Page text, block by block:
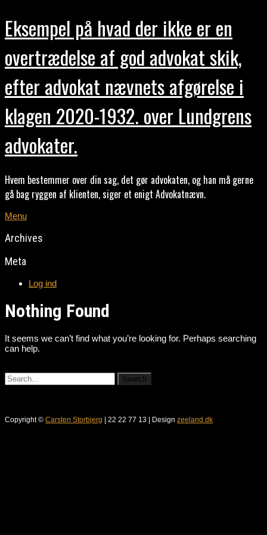
Eksempel på hvad der ikke er en
overtrædelse af god advokat skik,
efter advokat nævnets afgørelse i
klagen 2020-1932. over Lundgrens
advokater.
Hvem bestemmer over din sag, det gør advokaten, og han må gerne
gå bag ryggen af klienten, siger et enigt Advokatnævn.
Menu
Archives
Meta
Log ind
Nothing Found
It seems we can’t find what you’re looking for. Perhaps searching
can help.
Copyright © Carsten Storbjerg | 22 22 77 13 | Design zeeland.dk